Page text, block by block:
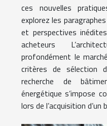
ces nouvelles
explorez les
et perspectives
acheteurs
profondément le
critères de sélection
recherche de
énergétique s’impose
lors de l’acquisition d’un